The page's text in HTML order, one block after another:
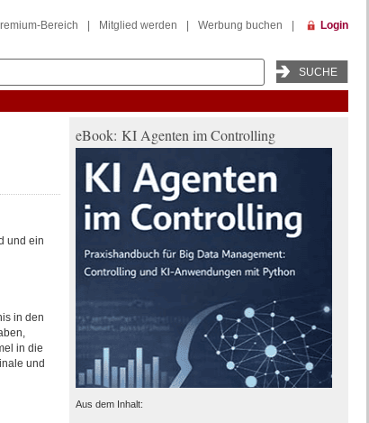
Bereich Mitglied werden Werbung buchen Login
und ein
in den
in die
und
eBook: KI Agenten im Controlling
Aus dem Inhalt: